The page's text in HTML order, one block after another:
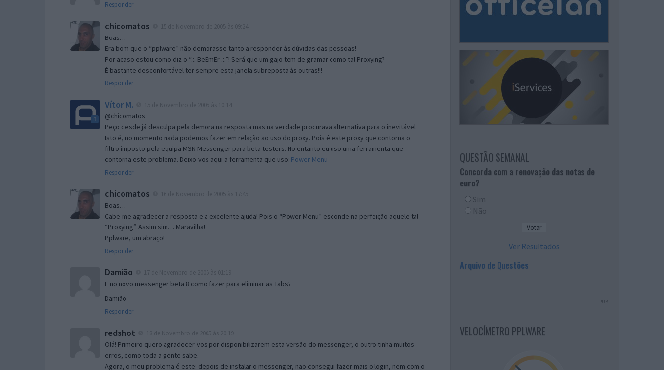
Responder
chicomatos
Boas…
Era bom que o “pplware” não demorasse tanto a responder às dúvidas das pessoas!
Por acaso estou como diz o “.:. BeEmEr .:.”! Será que um gajo tem de gramar como tal Proxying?
É bastante desconfortável ter sempre esta janela subreposta às outras!!!
Responder
Vítor M.
@chicomatos
Peço desde já desculpa pela demora na resposta mas na verdade procurava alternativa para o inevitável.
Isto é, no momento nada podemos fazer em relação ao uso do proxy. Pois é este proxy que contorna o
filtro imposto pela equipa MSN Messenger para beta testers. No entanto eu uso uma ferramenta que
contorna este problema. Deixo-vos aqui a ferramenta que uso: Power Menu
Responder
chicomatos
Boas…
Cabe-me agradecer a resposta e a excelente ajuda! Pois o “Power Menu” esconde na perfeição aquele tal
“Proxying”. Assim sim… Maravilha!
Pplware, um abraço!
Responder
Damião
E no novo messenger beta 8 como fazer para eliminar as Tabs?
Damião
Responder
redshot
Olá! Primeiro quero agradecer-vos por disponibilizarem esta versão do messenger, o outro tinha muitos
erros, como toda a gente sabe.
Agora, o meu problema é este: depois de instalar o messenger, nao consegui fazer mais o login, nem com o
QUESTÃO SEMANAL
Concorda com a renovação das notas de
euro?
Sim
Não
Ver Resultados
Arquivo de Questões
PUB
VELOCÍMETRO PPLWARE